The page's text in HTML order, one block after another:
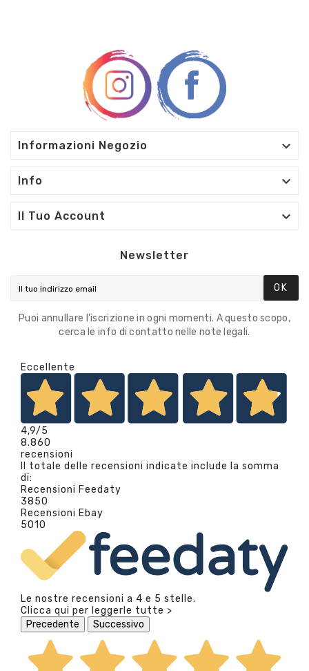
Informazioni Negozio 
Info 
Il Tuo Account 
Newsletter
OK
Puoi annullare l'iscrizione in ogni momenti. A questo scopo,
cerca le info di contatto nelle note legali.
Eccellente
4,9/5
8.860
recensioni
Il totale delle recensioni indicate include la somma
di:
Recensioni Feedaty
3850
Recensioni Ebay
5010
Le nostre recensioni a 4 e 5 stelle.
Clicca qui per leggerle tutte >
Precedente
Successivo